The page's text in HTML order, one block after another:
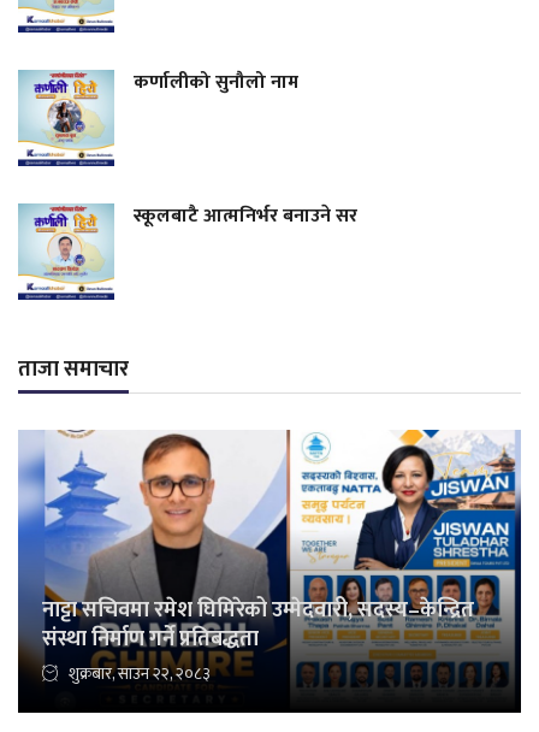
कर्णालीको सुनौलो नाम
स्कूलबाटै आत्मनिर्भर बनाउने सर
ताजा समाचार
नाट्टा सचिवमा रमेश घिमिरेको उम्मेदवारी, सदस्य–केन्द्रित
संस्था निर्माण गर्ने प्रतिबद्धता
शुक्रबार, साउन २२, २०८३